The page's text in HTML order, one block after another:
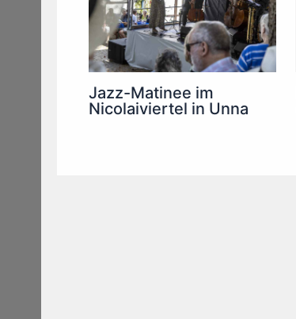
Jazz-Matinee im
Nicolaiviertel in Unna